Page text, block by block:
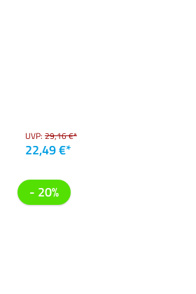
UVP: 29,16 €*
22,49 €*
- 20%